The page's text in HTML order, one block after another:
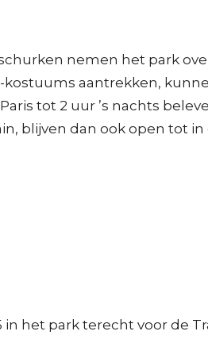
nemen het park
aantrekken,
tot 2 uur ’s nachts
blijven dan ook open tot in
het park terecht voor de